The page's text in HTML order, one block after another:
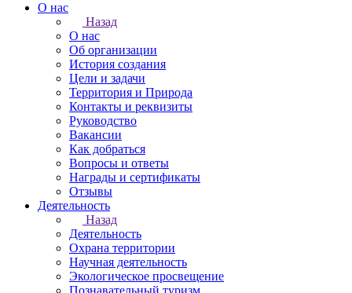
О нас
Назад
О нас
Об организации
История создания
Цели и задачи
Территория и Природа
Контакты и реквизиты
Руководство
Вакансии
Как добраться
Вопросы и ответы
Награды и сертификаты
Отзывы
Деятельность
Назад
Деятельность
Охрана территории
Научная деятельность
Экологическое просвещение
Познавательный туризм